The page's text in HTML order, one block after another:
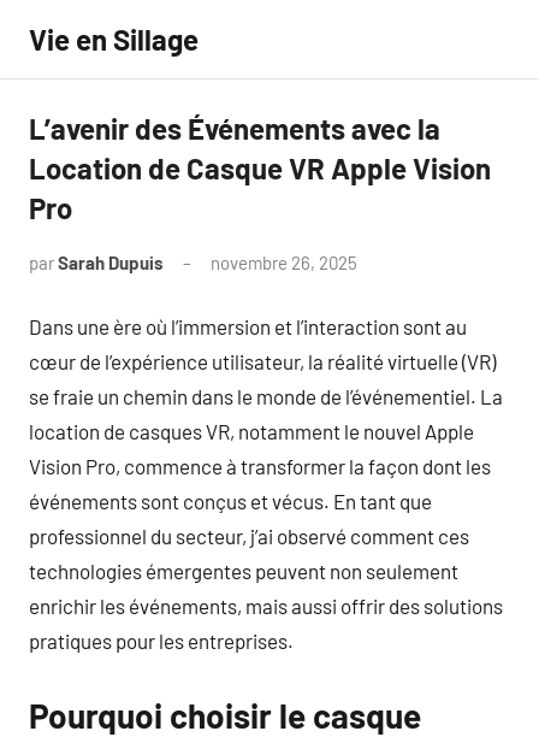
contenu
Vie en Sillage
L’avenir des Événements avec la
Location de Casque VR Apple Vision
Pro
parSarah Dupuis novembre 26, 2025
Dans une ère où l’immersion et l’interaction sont au
cœur de l’expérience utilisateur, la réalité virtuelle (VR)
se fraie un chemin dans le monde de l’événementiel. La
location de casques VR, notamment le nouvel Apple
Vision Pro, commence à transformer la façon dont les
événements sont conçus et vécus. En tant que
professionnel du secteur, j’ai observé comment ces
technologies émergentes peuvent non seulement
enrichir les événements, mais aussi offrir des solutions
pratiques pour les entreprises.
Pourquoi choisir le casque